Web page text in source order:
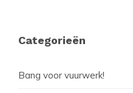
Primaire
Categorieën
Bang voor vuurwerk!